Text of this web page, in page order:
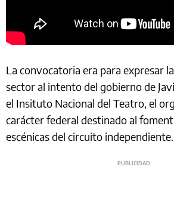
La convocatoria era para expresar
sector al intento del gobierno de
el Insituto Nacional del Teatro, el
carácter federal destinado al
escénicas del circuito independiente.